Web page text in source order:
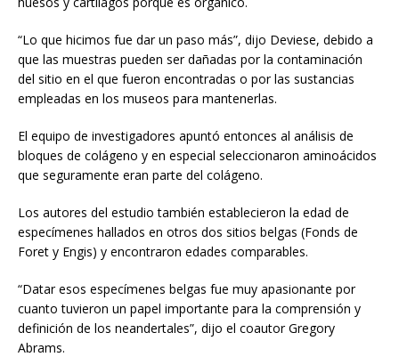
“Lo que hicimos fue dar un paso más”, dijo Deviese, debido a
que las muestras pueden ser dañadas por la contaminación
del sitio en el que fueron encontradas o por las sustancias
empleadas en los museos para mantenerlas.
El equipo de investigadores apuntó entonces al análisis de
bloques de colágeno y en especial seleccionaron aminoácidos
que seguramente eran parte del colágeno.
Los autores del estudio también establecieron la edad de
especímenes hallados en otros dos sitios belgas (Fonds de
Foret y Engis) y encontraron edades comparables.
“Datar esos especímenes belgas fue muy apasionante por
cuanto tuvieron un papel importante para la comprensión y
definición de los neandertales”, dijo el coautor Gregory
Abrams.